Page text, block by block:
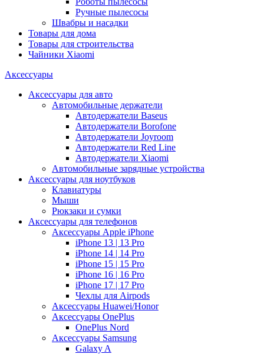
Ручные пылесосы
Швабры и насадки
Товары для дома
Товары для строительства
Чайники Xiaomi
Аксессуары
Аксессуары для авто
Автомобильные держатели
Автодержатели Baseus
Автодержатели Borofone
Автодержатели Joyroom
Автодержатели Red Line
Автодержатели Xiaomi
Автомобильные зарядные устройства
Аксессуары для ноутбуков
Клавиатуры
Мыши
Рюкзаки и сумки
Аксессуары для телефонов
Аксессуары Apple iPhone
iPhone 13 | 13 Pro
iPhone 14 | 14 Pro
iPhone 15 | 15 Pro
iPhone 16 | 16 Pro
iPhone 17 | 17 Pro
Чехлы для Airpods
Аксессуары Huawei/Honor
Аксессуары OnePlus
OnePlus Nord
Аксессуары Samsung
Galaxy A